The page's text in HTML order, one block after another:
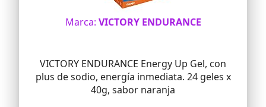
Marca: VICTORY ENDURANCE
VICTORY ENDURANCE Energy Up Gel, con
plus de sodio, energía inmediata. 24 geles x
40g, sabor naranja